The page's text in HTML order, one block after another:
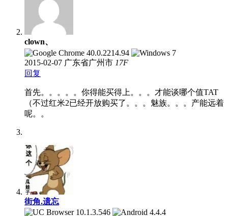
clown、
2015-02-07 广东省广州市 17F
回复
首先。。。。。你得能买得上。。。才能谈哪个值TAT
（不过红米2已经开放购买了。。。魅族。。。产能远着
呢。。
街角.遗忘